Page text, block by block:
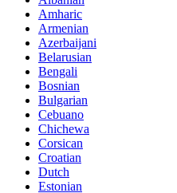
Amharic
Armenian
Azerbaijani
Belarusian
Bengali
Bosnian
Bulgarian
Cebuano
Chichewa
Corsican
Croatian
Dutch
Estonian